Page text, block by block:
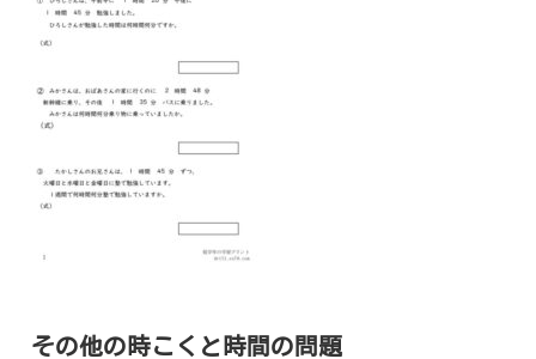
その他の時こくと時間の問題